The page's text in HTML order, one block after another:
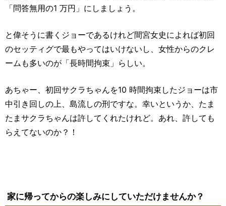
「問答無用の1 万円」にしましょう。
と偉そうに書くジョーであるけれど間宮女史によれば初回
のセッティグで最もやってはいけないし、女性からのクレ
ームも多いのが「長時間拘束」らしい。
あちゃー、初回サクラちゃんを10 時間拘束したジョーは市
中引き回しの上、島流しの刑ですな。幸いというか、たま
たまサクラちゃんは許してくれたけれど。あれ、許しても
らえてないのか？！
家に帰ってからの楽しみにしていただけませんか？